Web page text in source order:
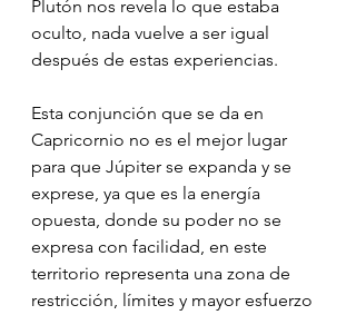
Plutón nos revela lo que estaba
oculto, nada vuelve a ser igual
después de estas experiencias.
Esta conjunción que se da en
Capricornio no es el mejor lugar
para que Júpiter se expanda y se
exprese, ya que es la energía
opuesta, donde su poder no se
expresa con facilidad, en este
territorio representa una zona de
restricción, límites y mayor esfuerzo